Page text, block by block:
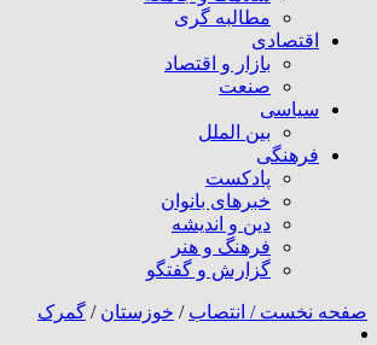
مطالبه گری
اقتصادی
بازار و اقتصاد
صنعت
سیاسی
بین الملل
فرهنگی
پادکست
خبرهای بانوان
دین و اندیشه
فرهنگ و هنر
گزارش و گفتگو
صفحه نخست / انتصاب / خوزستان / گمرک